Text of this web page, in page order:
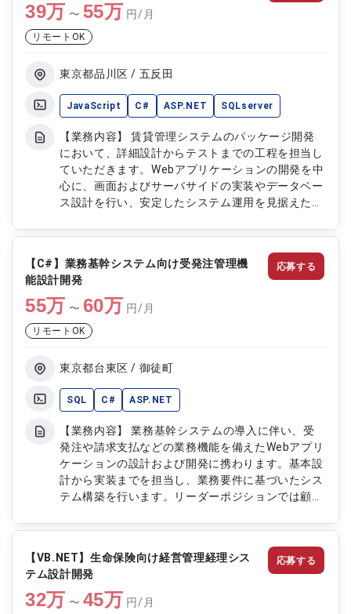
計および実装対応 ・単体テストおよび結合テスト
・次期システムに向けた調査および準備
39万 〜 55万 円/月
リモートOK
東京都品川区 / 五反田
JavaScript C# ASP.NET SQLserver
【業務内容】 賃貸管理システムのパッケージ開発
において、詳細設計からテストまでの工程を担当し
ていただきます。Webアプリケーションの開発を中
心に、画面およびサーバサイドの実装やデータベー
ス設計を行い、安定したシステム運用を見据えた品
務を推進しながら、設計内容に基づいた開発および
細設計書の作成 ・Webアプリケーションの実装 ・
フロントエンドおよびサーバサイド開発 ・データ
ベース設計およびSQL作成 ・単体試験および結合試
験の実施 ・不具合修正および動作確認
【C#】業務基幹システム向け受発注管理機
能設計開発
55万 〜 60万 円/月
リモートOK
東京都台東区 / 御徒町
SQL C# ASP.NET
【業務内容】 業務基幹システムの導入に伴い、受
発注や請求支払などの業務機能を備えたWebアプリ
ケーションの設計および開発に携わります。基本設
計から実装までを担当し、業務要件に基づいたシス
テム構築を行います。リーダーポジションでは顧客
を行います。データベース処理の設計や実装にも関
与し、業務効率化と安定したシステム運用を実現し
ます。 【作業内容】 ・基本設計および詳細設計の
作成 ・Webアプリケーションの開発および実装 ・
受発注および請求支払機能の設計開発 ・データベ
応募する
【VB.NET】生命保険向け経営管理経理シス
テム設計開発
32万 〜 45万 円/月
応募する